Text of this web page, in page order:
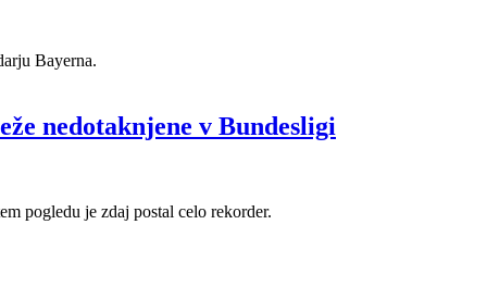
Bayerna.
nedotaknjene v Bundesligi
pogledu je zdaj postal celo rekorder.